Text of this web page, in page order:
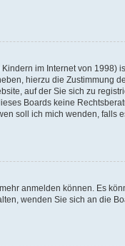
im Internet von 1998)
hierzu die Zustimmung
auf der Sie sich zu
Boards keine
soll ich mich wenden, falls
anmelden können. Es
wenden Sie sich an die